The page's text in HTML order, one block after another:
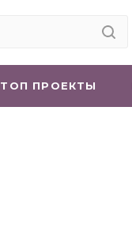
ТОП ПРОЕКТЫ